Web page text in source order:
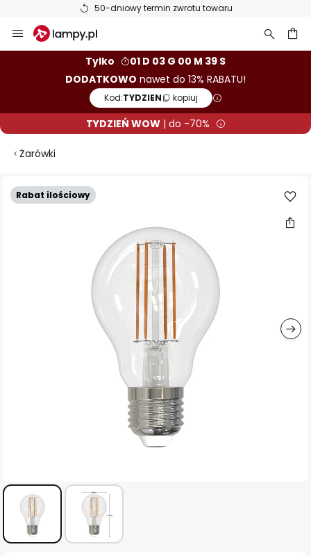
50-dniowy termin zwrotu towaru
Przejdź
do
Tylko
01 D 03 G 00 M 38 S
DODATKOWO nawet do 13% RABATU!
Kod:TYDZIEN kopiuj
TYDZIEŃ WOW| do -70%
Żarówki
Rabat ilościowy
Przejdź
na